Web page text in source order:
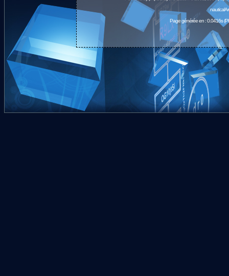
Page générée en : 0.0416s